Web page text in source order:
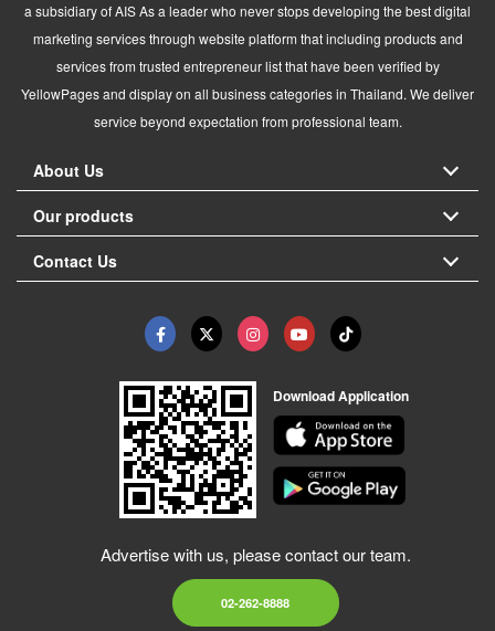
a subsidiary of AIS As a leader who never stops developing the best digital
marketing services through website platform that including products and
services from trusted entrepreneur list that have been verified by
YellowPages and display on all business categories in Thailand. We deliver
service beyond expectation from professional team.
About Us
Our products
Contact Us
Download Application
Advertise with us, please contact our team.
02-262-8888